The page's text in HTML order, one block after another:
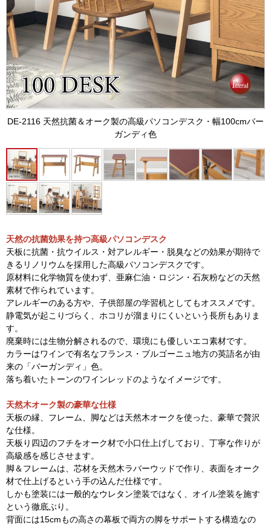
DE-2116 天然抗菌＆オーク製の高級パソコンデスク・幅100cmバー
ガンディ色
天然の抗菌効果を持つ高級パソコンデスク
天板に抗菌・抗ウイルス・対アレルギー・脱臭などの効果が期待で
きるリノリウムを採用した高級パソコンデスクです。
原材料に化学物質を使わず、亜麻仁油・ロジン・石灰粉などの天然
素材で作られています。
アレルギーのある方や、子供部屋の学習机としてもオススメです。
静電気が起こりづらく、ホコリが溜まりにくいという長所もありま
す。
廃棄時には生物分解されるので、環境にも優しいエコ素材です。
カラーはワインで有名なフランス・ブルゴーニュ地方の英語名が由
来の「バーガンディ」色。
落ち着いたトーンのワインレッドのようなイメージです。
天然木オーク製の豪華な仕様
天板の縁、フレーム、脚などは天然木オークを使った、豪華で贅沢
な仕様。
天板り四辺のフチをオーク材で小口仕上げしており、丁寧な作りが
高級感を感じさせます。
脚＆フレームは、芯材を天然木ラバーウッドで作り、表面をオーク
材で仕上げるという手の込んだ仕様です。
しかも塗装には一般的なウレタン塗装ではなく、オイル塗装を施す
という徹底ぶり。
背面には15cmもの高さの幕板で両方の脚をサポートする構造なの